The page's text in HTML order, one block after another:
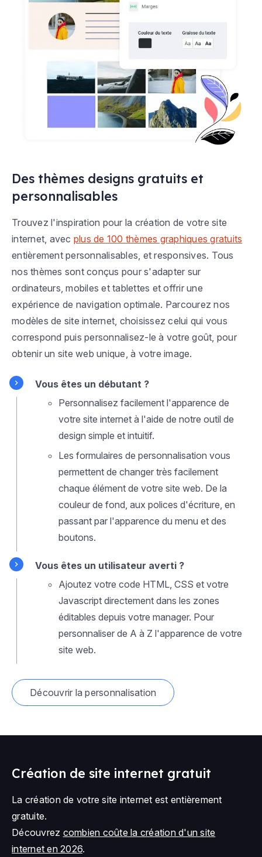
Des thèmes designs gratuits et
personnalisables
Trouvez l'inspiration pour la création de votre site
internet, avec plus de 100 thèmes graphiques gratuits
entièrement personnalisables, et responsives. Tous
nos thèmes sont conçus pour s'adapter sur
ordinateurs, mobiles et tablettes et offrir une
expérience de navigation optimale. Parcourez nos
modèles de site internet, choisissez celui qui vous
correspond puis personnalisez-le à votre goût, pour
obtenir un site web unique, à votre image.
Vous êtes un débutant ?
Personnalisez facilement l'apparence de
votre site internet à l'aide de notre outil de
design simple et intuitif.
Les formulaires de personnalisation vous
permettent de changer très facilement
chaque élément de votre site web. De la
couleur de fond, aux polices d'écriture, en
passant par l'apparence du menu et des
boutons.
Vous êtes un utilisateur averti ?
Ajoutez votre code HTML, CSS et votre
Javascript directement dans les zones
éditables depuis votre manager. Pour
personnaliser de A à Z l'apparence de votre
site web.
Découvrir la personnalisation
Création de site internet gratuit
La création de votre site internet est entièrement
gratuite.
Découvrez combien coûte la création d'un site
internet en 2026.